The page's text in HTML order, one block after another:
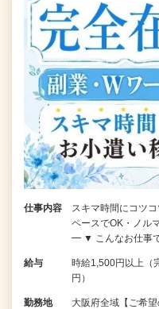
仕事内容
スキマ時間にコツ
ペースでOK・
━ ▼ こんなお仕
給与
時給1,500円以上（
円）
勤務地
大阪府全域【ご希